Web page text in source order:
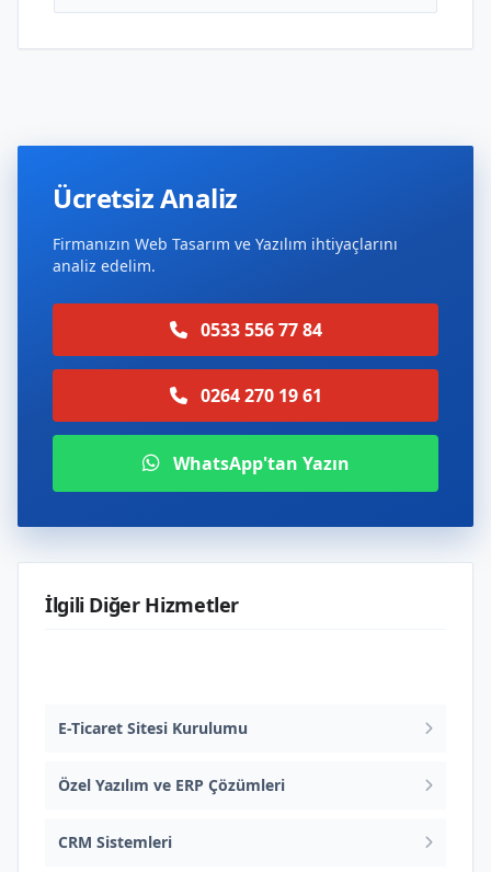
Ücretsiz Analiz
Firmanızın Web Tasarım ve Yazılım ihtiyaçlarını
analiz edelim.
0533 556 77 84
0264 270 19 61
WhatsApp'tan Yazın
İlgili Diğer Hizmetler
E-Ticaret Sitesi Kurulumu
Özel Yazılım ve ERP Çözümleri
CRM Sistemleri